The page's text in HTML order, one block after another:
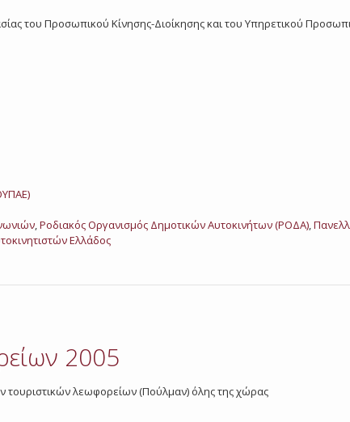
του Προσωπικού Κίνησης-Διοίκησης και του Υπηρετικού
,Ροδιακός Οργανισμός Δημοτικών Αυτοκινήτων (ΡΟΔΑ),
Ελλάδος
2005
τουριστικών λεωφορείων (Πούλμαν) όλης της χώρας